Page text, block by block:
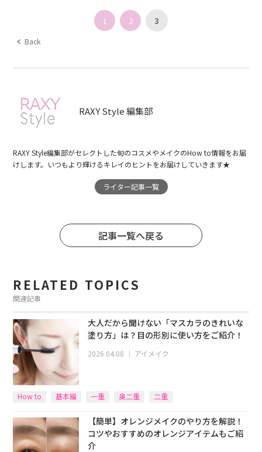
Back
1 2 3
RAXY Style 編集部
RAXY Style編集部がセレクトした旬のコスメやメイクのHow to情報をお届
けします。いつもより輝けるキレイのヒントをお届けしていきます★
ライター記事一覧
記事一覧へ戻る
RELATED TOPICS
関連記事
大人だから聞けない「マスカラのきれいな
塗り方」は？目の形別に使い方をご紹介！
2026.04.08 ｜ アイメイク
How to 基本編 一重 奥二重 二重
【簡単】オレンジメイクのやり方を解説！
コツやおすすめのオレンジアイテムもご紹
介